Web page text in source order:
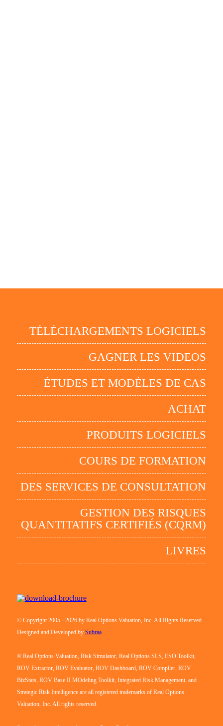
TÉLÉCHARGEMENTS LOGICIELS
GAGNER LES VIDEOS
ÉTUDES ET MODÈLES DE CAS
ACHAT
PRODUITS LOGICIELS
COURS DE FORMATION
DES SERVICES DE CONSULTATION
GESTION DES RISQUES
QUANTITATIFS CERTIFIÉS (CQRM)
LIVRES
© Copyright 2005 - 2026 by Real Options Valuation, Inc. All Rights Reserved.
Designed and Developed by Subraa
® Real Options Valuation, Risk Simulator, Real Options SLS, ESO Toolkit,
ROV Extractor, ROV Evaluator, ROV Dashboard, ROV Compiler, ROV
BizStats, ROV Base II MOdeling Toolkit, Integrated Risk Management, and
Strategic Risk Intelligence are all registered trademarks of Real Options
Valuation, Inc. All rights reserved.